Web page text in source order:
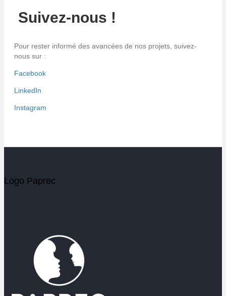
Suivez-nous !
Pour rester informé des avancées de nos projets, suivez-
nous sur :
Facebook
LinkedIn
Instagram
Logo Paprec